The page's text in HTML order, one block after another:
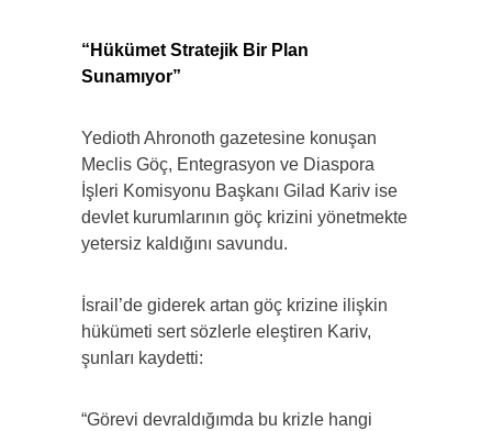
“Hükümet Stratejik Bir Plan
Sunamıyor”
Yedioth Ahronoth gazetesine konuşan
Meclis Göç, Entegrasyon ve Diaspora
İşleri Komisyonu Başkanı Gilad Kariv ise
devlet kurumlarının göç krizini yönetmekte
yetersiz kaldığını savundu.
İsrail’de giderek artan göç krizine ilişkin
hükümeti sert sözlerle eleştiren Kariv,
şunları kaydetti:
“Görevi devraldığımda bu krizle hangi